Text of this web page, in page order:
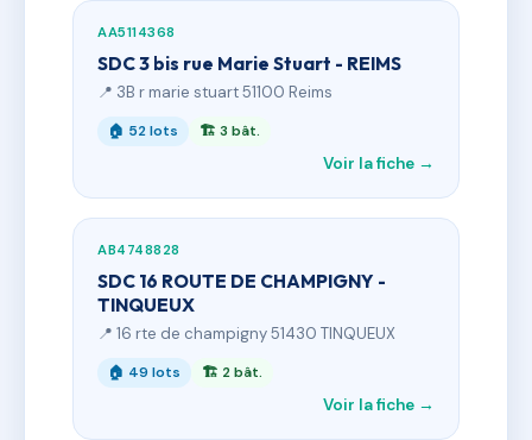
AA5114368
SDC 3 bis rue Marie Stuart - REIMS
📍 3B r marie stuart 51100 Reims
🏠 52 lots 🏗 3 bât.
Voir la fiche →
AB4748828
SDC 16 ROUTE DE CHAMPIGNY -
TINQUEUX
📍 16 rte de champigny 51430 TINQUEUX
🏠 49 lots 🏗 2 bât.
Voir la fiche →